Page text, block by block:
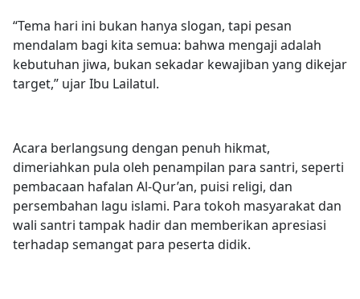
“Tema hari ini bukan hanya slogan, tapi pesan
mendalam bagi kita semua: bahwa mengaji adalah
kebutuhan jiwa, bukan sekadar kewajiban yang dikejar
target,” ujar Ibu Lailatul.
Acara berlangsung dengan penuh hikmat,
dimeriahkan pula oleh penampilan para santri, seperti
pembacaan hafalan Al-Qur’an, puisi religi, dan
persembahan lagu islami. Para tokoh masyarakat dan
wali santri tampak hadir dan memberikan apresiasi
terhadap semangat para peserta didik.